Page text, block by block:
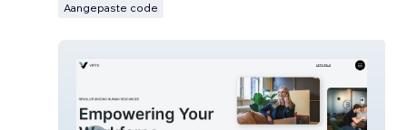
Aangepaste code